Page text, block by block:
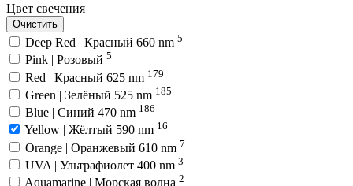
Цвет свечения
Очистить
Deep Red | Красный 660 nm 5
Pink | Розовый 5
Red | Красный 625 nm 179
Green | Зелёный 525 nm 185
Blue | Синий 470 nm 186
Yellow | Жёлтый 590 nm 16
Orange | Оранжевый 610 nm 7
UVA | Ультрафиолет 400 nm 3
Aquamarine | Морская волна 2